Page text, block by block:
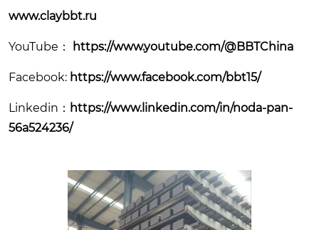
www.claybbt.ru
YouTube： https://www.youtube.com/@BBTChina
Facebook: https://www.facebook.com/bbt15/
Linkedin： https://www.linkedin.com/in/noda-pan-
56a524236/